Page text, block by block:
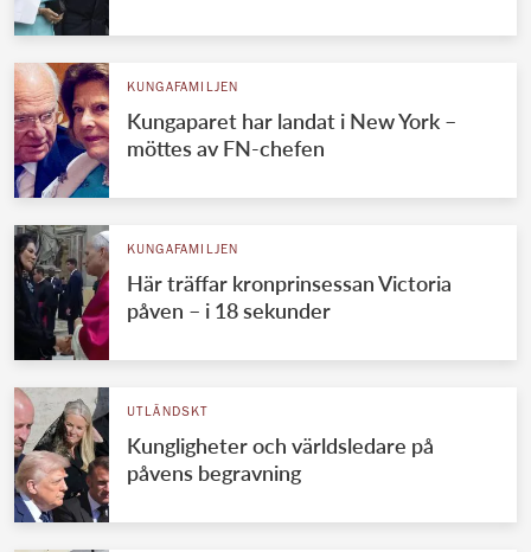
KUNGAFAMILJEN
Kungaparet har landat i New York –
möttes av FN-chefen
KUNGAFAMILJEN
Här träffar kronprinsessan Victoria
påven – i 18 sekunder
UTLÄNDSKT
Kungligheter och världsledare på
påvens begravning